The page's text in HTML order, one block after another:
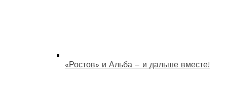
«Ростов» и Альба – и дальше вместе!